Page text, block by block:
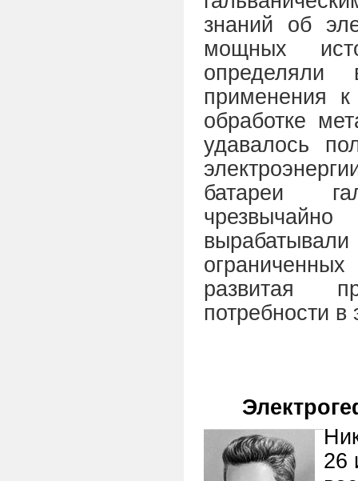
знаний об
мощных
применения
обработке
удавалось
батареи
развитая
потребности в
26